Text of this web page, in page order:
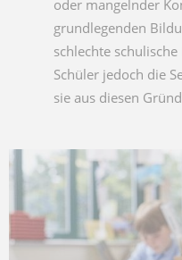
oder mangelnder
grundlegenden
schlechte
Schüler jedoch die
sie aus diesen